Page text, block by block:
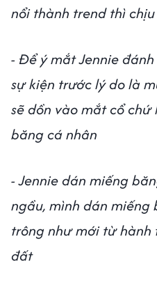
nổi thành trend thì chịu
- Để ý mắt Jennie
sự kiện trước lý do là
sẽ dồn vào mắt cổ
băng cá nhân
- Jennie dán miếng
ngầu, mình dán miếng
trông như mới từ
đất